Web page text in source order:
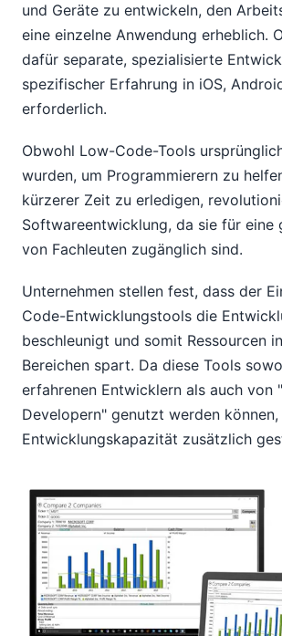
und Geräte zu entwickeln, den
eine einzelne Anwendung erheblich.
dafür separate, spezialisierte
spezifischer Erfahrung in iOS,
erforderlich.
Obwohl Low-Code-Tools
wurden, um Programmierern zu
kürzerer Zeit zu erledigen,
Softwareentwicklung, da sie für eine
von Fachleuten zugänglich sind.
Unternehmen stellen fest, dass der
Code-Entwicklungstools die
beschleunigt und somit Ressourcen
Bereichen spart. Da diese Tools
erfahrenen Entwicklern als auch von
Developern" genutzt werden
Entwicklungskapazität zusätzlich